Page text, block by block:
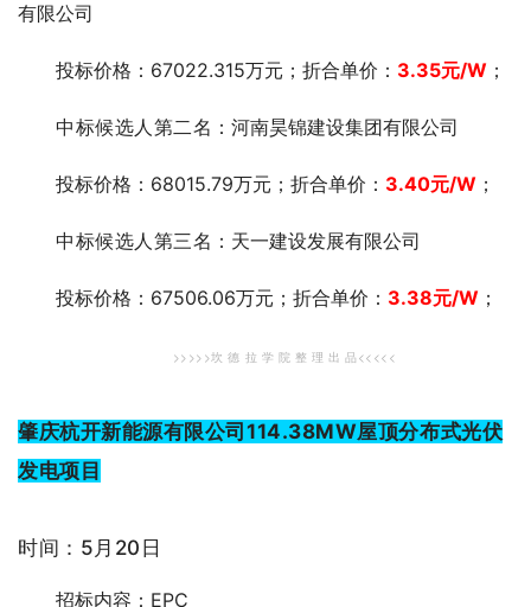
有限公司
投标价格：67022.315万元；折合单价： 3.35元/W ；
中标候选人第二名：河南昊锦建设集团有限公司
投标价格：68015.79万元；折合单价： 3.40元/W ；
中标候选人第三名：天一建设发展有限公司
投标价格：67506.06万元；折合单价： 3.38元/W ；
>>>>>坎 德 拉 学 院 整 理 出 品<<<<<
肇庆杭开新能源有限公司114.38MW屋顶分布式光伏
发电项目
时间：5月20日
招标内容：EPC